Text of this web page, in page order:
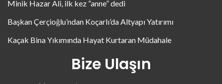
Minik Hazar Ali, ilk kez “anne” dedi
Başkan Çerçioğlu’ndan Koçarlı’da Altyapı Yatırımı
Kaçak Bina Yıkımında Hayat Kurtaran Müdahale
Bize Ulaşın